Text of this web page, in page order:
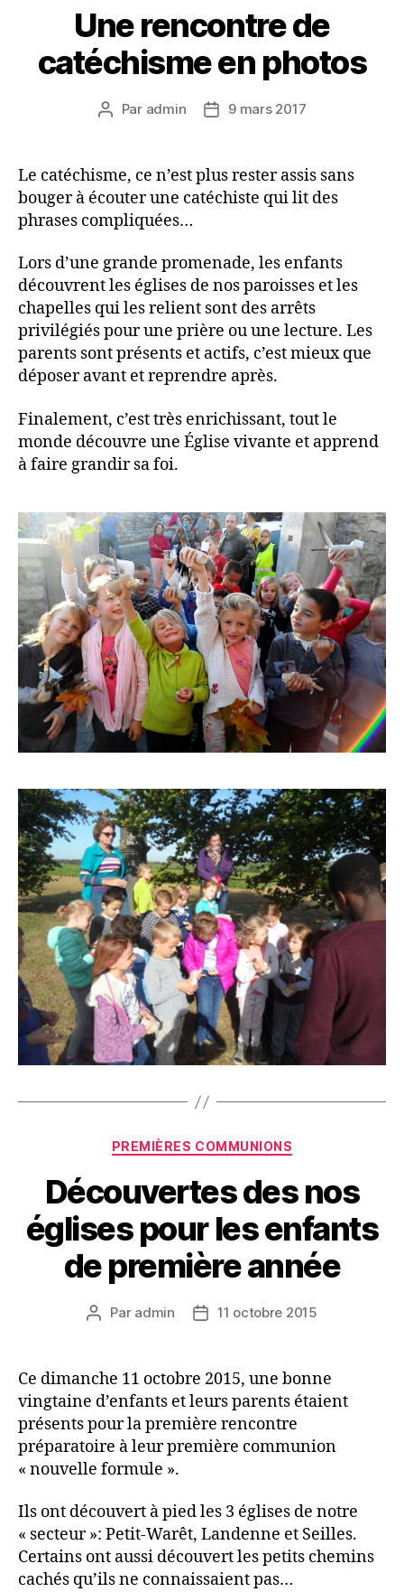
Une rencontre de
catéchisme en photos
Auteur
Par admin
Date9 mars 2017
Le catéchisme, ce n’est plus rester assis sans
bouger à écouter une catéchiste qui lit des
phrases compliquées…
Lors d’une grande promenade, les enfants
découvrent les églises de nos paroisses et les
chapelles qui les relient sont des arrêts
privilégiés pour une prière ou une lecture. Les
parents sont présents et actifs, c’est mieux que
déposer avant et reprendre après.
Finalement, c’est très enrichissant, tout le
monde découvre une Église vivante et apprend
à faire grandir sa foi.
Catégories
PREMIÈRES COMMUNIONS
Découvertes des nos
églises pour les enfants
de première année
Auteur
Par admin
Date11 octobre 2015
Ce dimanche 11 octobre 2015, une bonne
vingtaine d’enfants et leurs parents étaient
présents pour la première rencontre
préparatoire à leur première communion
« nouvelle formule ».
Ils ont découvert à pied les 3 églises de notre
« secteur »: Petit-Warêt, Landenne et Seilles.
Certains ont aussi découvert les petits chemins
cachés qu’ils ne connaissaient pas…